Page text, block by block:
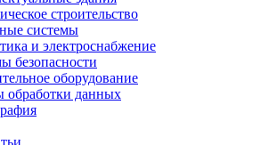
строительство
системы
и электроснабжение
безопасности
оборудование
обработки данных